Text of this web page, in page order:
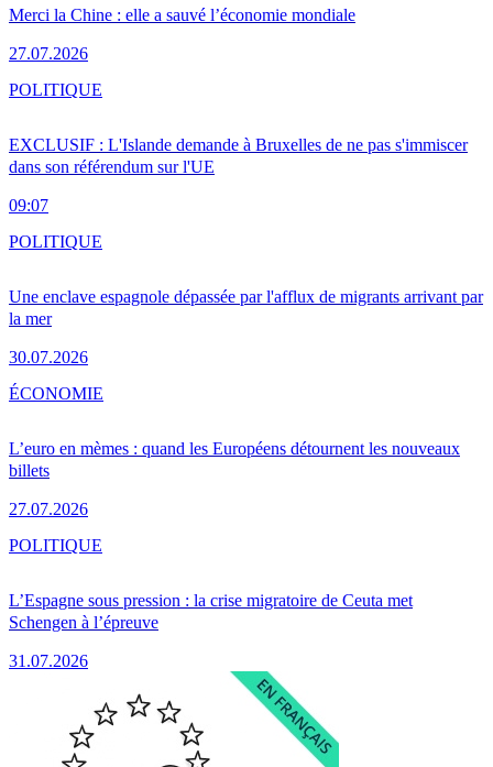
Merci la Chine : elle a sauvé l’économie mondiale
27.07.2026
EXCLUSIF : L'Islande demande à Bruxelles de ne pas s'immiscer
dans son référendum sur l'UE
09:07
POLITIQUE
Une enclave espagnole dépassée par l'afflux de migrants arrivant par
la mer
30.07.2026
POLITIQUE
L’euro en mèmes : quand les Européens détournent les nouveaux
billets
27.07.2026
ÉCONOMIE
L’Espagne sous pression : la crise migratoire de Ceuta met
Schengen à l’épreuve
31.07.2026
POLITIQUE